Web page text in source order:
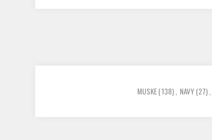
MUSKE(138), NAVY (27),